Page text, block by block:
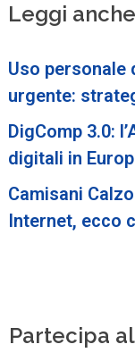
Leggi
Uso personale
urgente:
DigComp 3.0:
digitali in
Camisani
Internet, ecco
Partecipa